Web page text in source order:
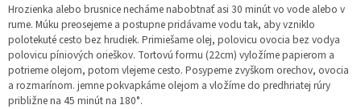
Hrozienka alebo brusnice necháme nabobtnať asi 30 minút vo vode alebo v
rume. Múku preosejeme a postupne pridávame vodu tak, aby vzniklo
polotekuté cesto bez hrudiek. Primiešame olej, polovicu ovocia bez vodya
polovicu píniových orieškov. Tortovú formu (22cm) vyložíme papierom a
potrieme olejom, potom vlejeme cesto. Posypeme zvyškom orechov, ovocia
a rozmarínom. jemne pokvapkáme olejom a vložíme do predhriatej rúry
približne na 45 minút na 180°.